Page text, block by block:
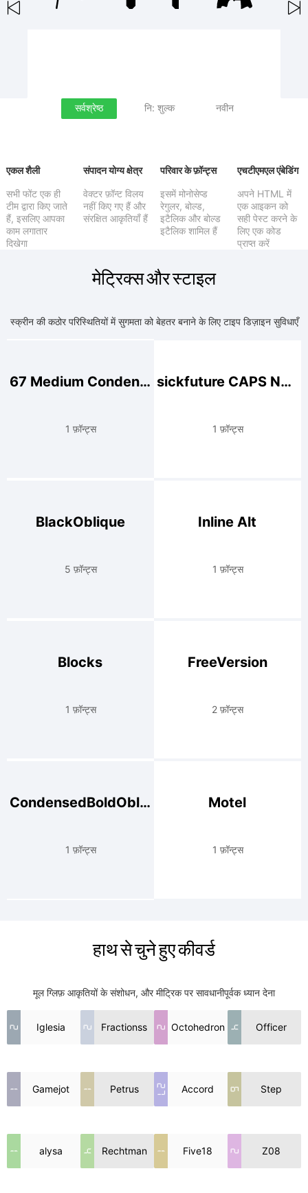
सर्वश्रेष्ठ नि: शुल्क नवीन
एकल शैली
सभी फोंट एक ही
टीम द्वारा किए जाते
हैं, इसलिए आपका
काम लगातार
दिखेगा
संपादन योग्य क्षेत्र
वेक्टर फ़ॉन्ट विलय
नहीं किए गए हैं और
संरक्षित आकृतियाँ हैं
परिवार के फ़ॉन्ट्स
इसमें मोनोसेप्ड
रेगुलर, बोल्ड,
इटैलिक और बोल्ड
इटैलिक शामिल हैं
एचटीएमएल एंबेडिंग
अपने HTML में
एक आइकन को
सही पेस्ट करने के
लिए एक कोड
प्राप्त करें
मेट्रिक्स और स्टाइल
स्क्रीन की कठोर परिस्थितियों में सुगमता को बेहतर बनाने के लिए टाइप डिज़ाइन सुविधाएँ
67 Medium Condensed
1 फ़ॉन्ट्स
sickfuture CAPS NUM
1 फ़ॉन्ट्स
BlackOblique
5 फ़ॉन्ट्स
Inline Alt
1 फ़ॉन्ट्स
Blocks
1 फ़ॉन्ट्स
FreeVersion
2 फ़ॉन्ट्स
CondensedBoldOblique
1 फ़ॉन्ट्स
Motel
1 फ़ॉन्ट्स
हाथ से चुने हुए कीवर्ड
मूल ग्लिफ़ आकृतियों के संशोधन, और मीट्रिक पर सावधानीपूर्वक ध्यान देना
2 Iglesia 2 Fractionss 2 Octohedron 4 Officer
Gamejot Petrus 27 Accord 6 Step
alysa 4 Rechtman Five18 2 Z08